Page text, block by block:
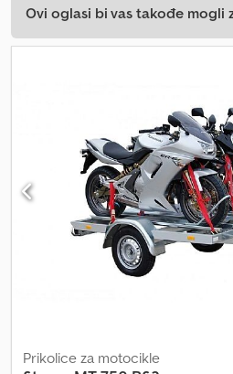
Ovi oglasi bi vas takođe mogli
Prikolice za motocikle